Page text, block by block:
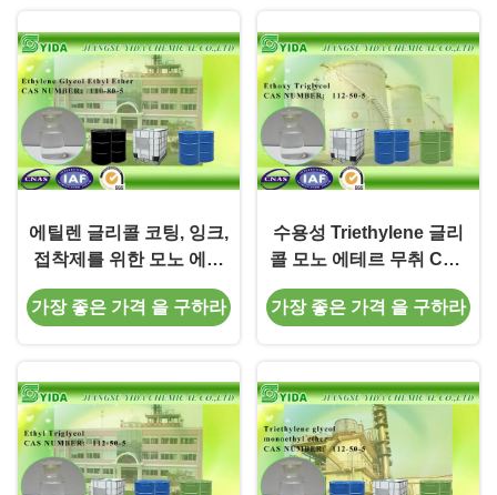
에틸렌 글리콜 코팅, 잉크,
접착제를 위한 모노 에테
르 Einecs 아니오 203-
804-1
가장 좋은 가격 을 구하라
수용성 Triethylene 글리
콜 모노 에테르 무취 CAS
번호 112-50-5
가장 좋은 가격 을 구하라